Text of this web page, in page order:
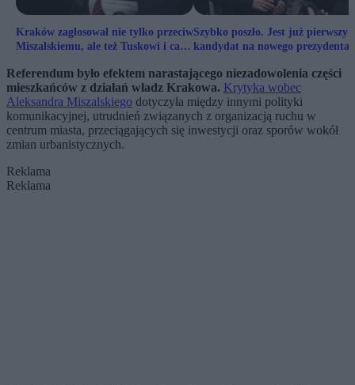
Kraków zagłosował nie tylko przeciw
Miszalskiemu, ale też Tuskowi i całej
Szybko poszło. Jest już pierwszy
kandydat na nowego prezydenta
Referendum było efektem narastającego niezadowolenia części
mieszkańców z działań władz Krakowa. Krytyka wobec
Aleksandra Miszalskiego dotyczyła między innymi polityki
komunikacyjnej, utrudnień związanych z organizacją ruchu w
centrum miasta, przeciągających się inwestycji oraz sporów wokół
zmian urbanistycznych.
Reklama
Reklama